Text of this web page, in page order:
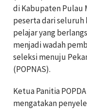
di Kabupaten Pulau
peserta dari seluruh
pelajar yang
menjadi wadah
seleksi menuju
(POPNAS).
Ketua Panitia
mengatakan